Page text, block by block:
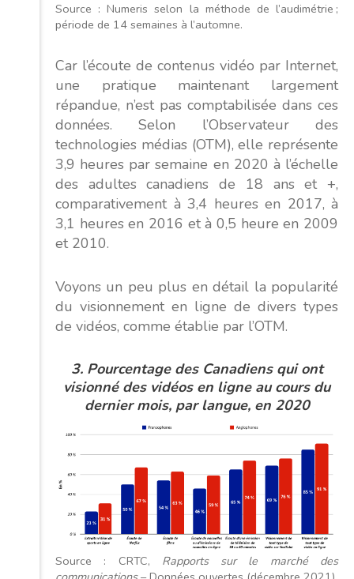
Source : Numeris selon la méthode de l’audimétrie ;
période de 14 semaines à l’automne.
Car l’écoute de contenus vidéo par Internet,
une pratique maintenant largement
répandue, n’est pas comptabilisée dans ces
données. Selon l’Observateur des
technologies médias (OTM), elle représente
3,9 heures par semaine en 2020 à l’échelle
des adultes canadiens de 18 ans et +,
comparativement à 3,4 heures en 2017, à
3,1 heures en 2016 et à 0,5 heure en 2009
et 2010.
Voyons un peu plus en détail la popularité
du visionnement en ligne de divers types
de vidéos, comme établie par l’OTM.
3. Pourcentage des Canadiens qui ont
visionné des vidéos en ligne au cours du
dernier mois, par langue, en 2020
Source : CRTC, Rapports sur le marché des